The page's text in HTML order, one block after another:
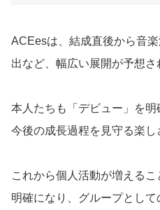
ACEesは、結成直後から音
出など、幅広い展開が予想さ
本人たちも「デビュー」を明
今後の成長過程を見守る楽し
これから個人活動が増える
明確になり、グループとし